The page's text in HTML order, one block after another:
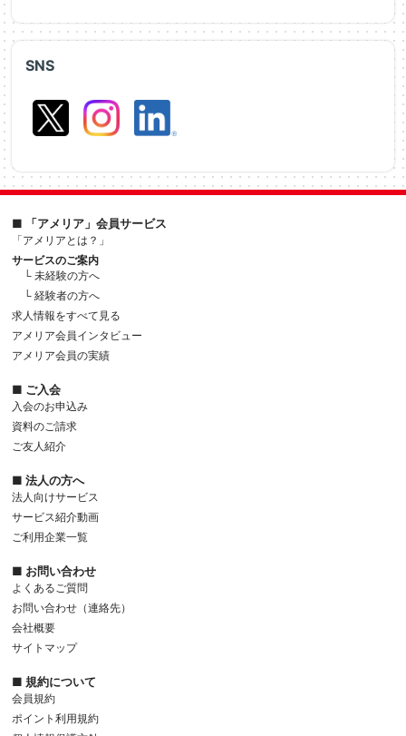
SNS
■ 「アメリア」会員サービス
「アメリアとは？」
サービスのご案内
└ 未経験の方へ
└ 経験者の方へ
求人情報をすべて見る
アメリア会員インタビュー
アメリア会員の実績
■ ご入会
入会のお申込み
資料のご請求
ご友人紹介
■ 法人の方へ
法人向けサービス
サービス紹介動画
ご利用企業一覧
■ お問い合わせ
よくあるご質問
お問い合わせ（連絡先）
会社概要
サイトマップ
■ 規約について
会員規約
ポイント利用規約